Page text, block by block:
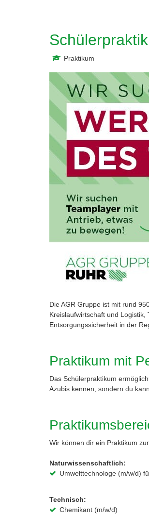
Praktikum
Die AGR Gruppe ist mit rund
Kreislaufwirtschaft und
Entsorgungssicherheit in der
Praktikum mit
Das Schülerpraktikum
Azubis kennen, sondern du
Wir können dir ein Praktikum
Naturwissenschaftlich:
Umwelttechnologe (m/w/d)
Technisch:
Chemikant (m/w/d)